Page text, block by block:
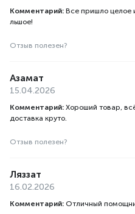
Комментарий: Все пришло целое
льшое!
Отзыв полезен?
Азамат
15.04.2026
Комментарий: Хороший товар,
доставка круто.
Отзыв полезен?
Ляззат
16.02.2026
Комментарий: Отличный